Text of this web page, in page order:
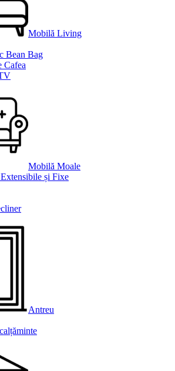
Mobilă Living
Bean Bag
Cafea
Mobilă Moale
și Fixe
Antreu